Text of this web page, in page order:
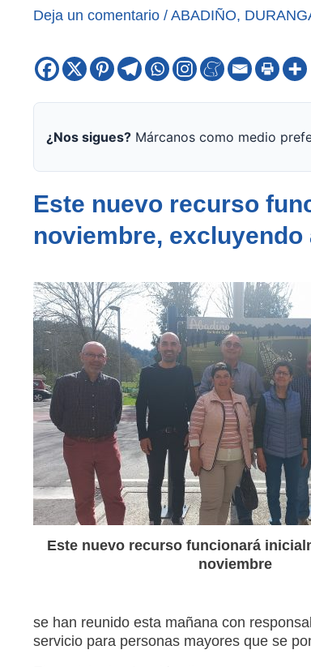
Deja un comentario / ABADIÑO,
¿Nos sigues?Márcanos como medio
Este nuevo recurso
noviembre,
Este nuevo recurso funcionará
noviembre
se han reunido esta mañana con
servicio para personas mayores que se